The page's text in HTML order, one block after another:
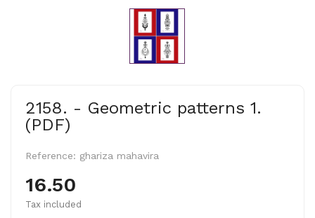
2158. - Geometric patterns 1.
(PDF)
Reference: ghariza mahavira
16.50
Tax included